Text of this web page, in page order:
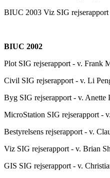
BIUC 2003 Viz SIG
BIUC 2002
Plot SIG rejserapport - v. Frank
Civil SIG rejserapport - v. Li
Byg SIG rejserapport - v. Anette
MicroStation SIG rejserapport -
Bestyrelsens rejserapport - v.
Viz SIG rejserapport - v. Brian
GIS SIG rejserapport - v.